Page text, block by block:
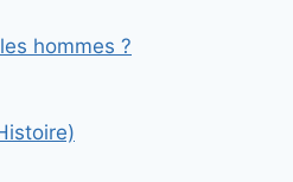
hommes ?